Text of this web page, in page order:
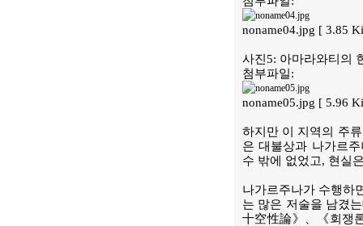
noname04.jpg [ 3.85
사진5: 아마라와티의
첨부파일:
noname05.jpg [ 5.96
하지만 이 지역의 주
은 대불상과 나가르
수 밖에 없었고, 현실
나가르주나가 수행하
는 많은 저술을 남겼
十空性論》、《회쟁